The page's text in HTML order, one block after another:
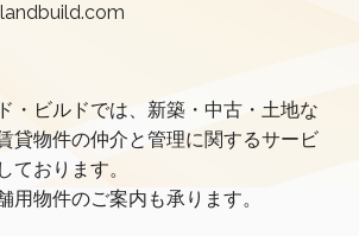
・ビルドでは、新築・中古・土地な
貸物件の仲介と管理に関するサービ
ております。
用物件のご案内も承ります。